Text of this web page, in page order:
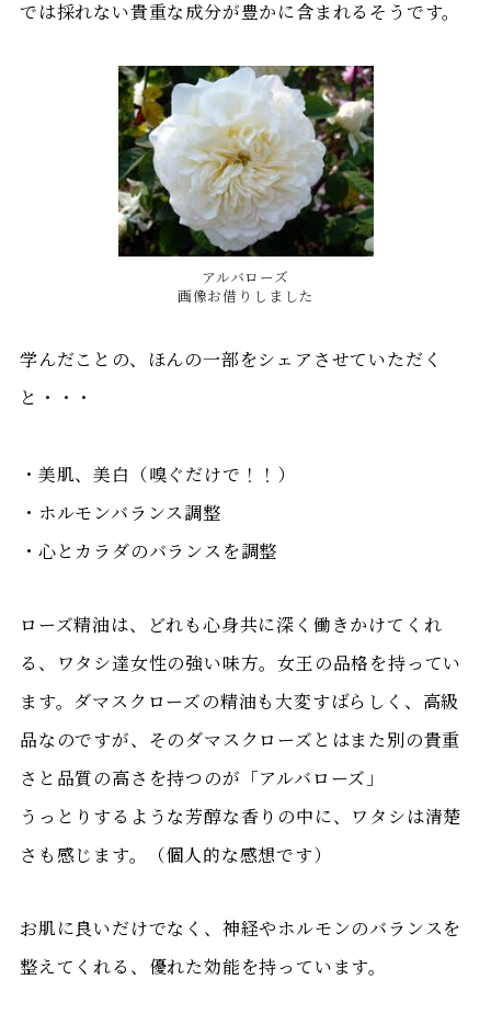
では採れない貴重な成分が豊かに含まれるそうです。
アルバローズ
画像お借りしました
学んだことの、ほんの一部をシェアさせていただく
と・・・
・美肌、美白（嗅ぐだけで！！）
・ホルモンバランス調整
・心とカラダのバランスを調整
ローズ精油は、どれも心身共に深く働きかけてくれ
る、ワタシ達女性の強い味方。女王の品格を持ってい
ます。ダマスクローズの精油も大変すばらしく、高級
品なのですが、そのダマスクローズとはまた別の貴重
さと品質の高さを持つのが「アルバローズ」
うっとりするような芳醇な香りの中に、ワタシは清楚
さも感じます。（個人的な感想です）
お肌に良いだけでなく、神経やホルモンのバランスを
整えてくれる、優れた効能を持っています。